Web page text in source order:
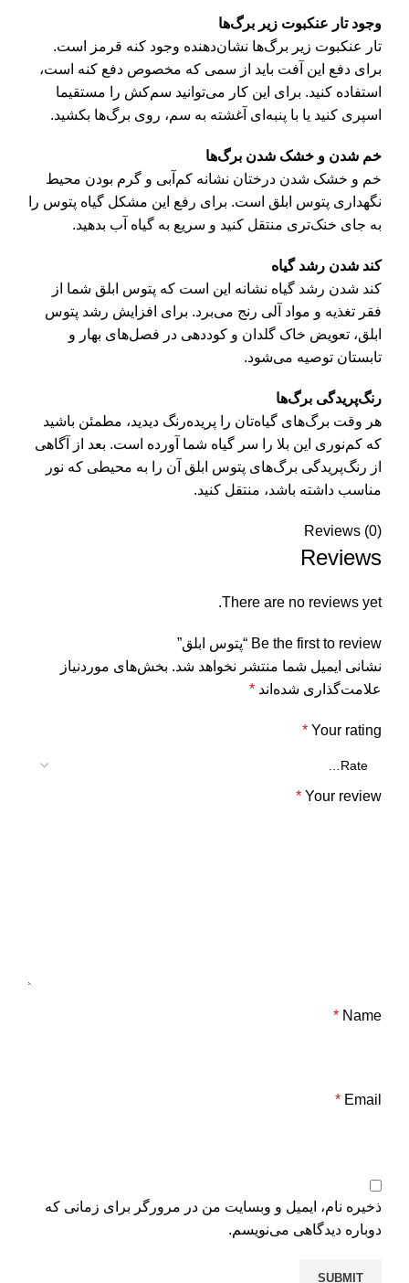
وجود تار عنکبوت زیر برگ‌ها
تار عنکبوت زیر برگ‌ها نشان‌دهنده وجود کنه قرمز است.
برای دفع این آفت باید از سمی که مخصوص دفع کنه است،
استفاده کنید. برای این‌ کار می‌توانید سم‌کش را مستقیما
اسپری کنید یا با پنبه‌ای آغشته به سم، روی برگ‌ها بکشید.
خم شدن و خشک شدن برگ‌ها
خم و خشک شدن درختان نشانه کم‌آبی و گرم بودن محیط
نگهداری پتوس ابلق است. برای رفع این مشکل گیاه پتوس را
به جای خنک‌تری منتقل کنید و سریع به گیاه آب بدهید.
کند شدن رشد گیاه
کند شدن رشد گیاه نشانه این است که پتوس ابلق شما از
فقر تغذیه و مواد آلی رنج می‌برد. برای افزایش رشد پتوس
ابلق، تعویض خاک گلدان و کوددهی در فصل‌های بهار و
تابستان توصیه می‌شود.
رنگ‌پریدگی برگ‌ها
هر وقت برگ‌های گیاه‌تان را پریده‌رنگ دیدید، مطمئن باشید
که کم‌نوری این بلا را سر گیاه شما آورده است. بعد از آگاهی
از رنگ‌پریدگی برگ‌های پتوس ابلق آن را به محیطی که نور
مناسب داشته باشد، منتقل کنید.
Reviews (0)
Reviews
There are no reviews yet.
Be the first to review “پتوس ابلق”
نشانی ایمیل شما منتشر نخواهد شد. بخش‌های موردنیاز
علامت‌گذاری شده‌اند *
Your rating
*
Your review
*
Name
*
Email
*
ذخیره نام، ایمیل و وبسایت من در مرورگر برای زمانی که
دوباره دیدگاهی می‌نویسم.